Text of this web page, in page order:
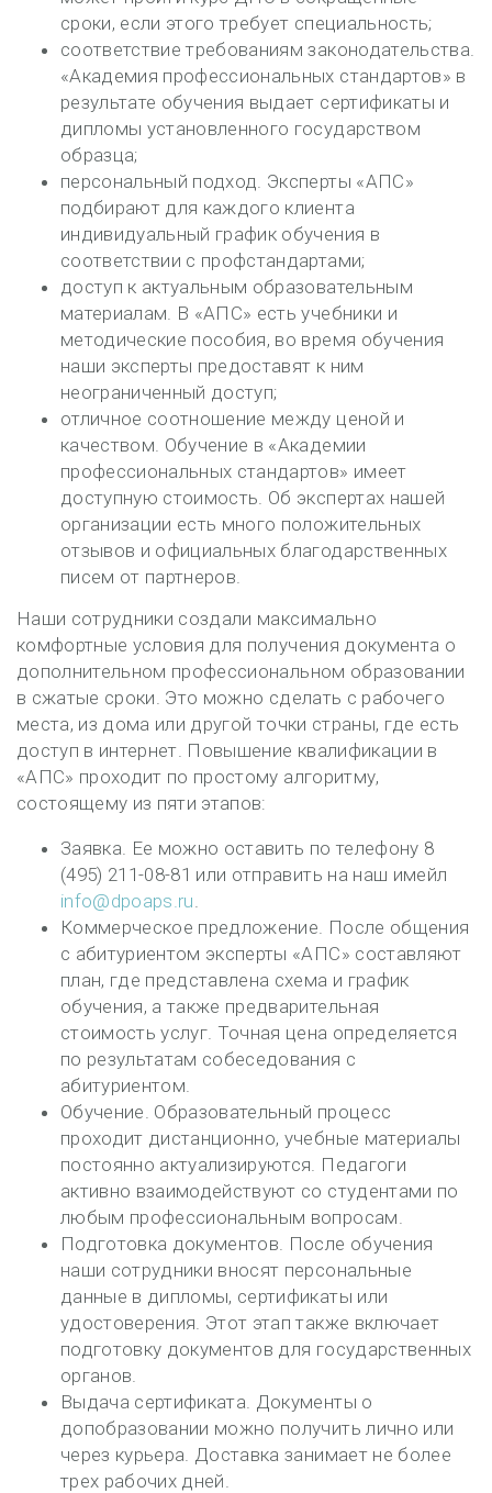
сроки, если этого требует специальность;
соответствие требованиям законодательства.
«Академия профессиональных стандартов» в
результате обучения выдает сертификаты и
дипломы установленного государством
образца;
персональный подход. Эксперты «АПС»
подбирают для каждого клиента
индивидуальный график обучения в
соответствии с профстандартами;
доступ к актуальным образовательным
материалам. В «АПС» есть учебники и
методические пособия, во время обучения
наши эксперты предоставят к ним
неограниченный доступ;
отличное соотношение между ценой и
качеством. Обучение в «Академии
профессиональных стандартов» имеет
доступную стоимость. Об экспертах нашей
организации есть много положительных
отзывов и официальных благодарственных
писем от партнеров.
Наши сотрудники создали максимально
комфортные условия для получения документа о
дополнительном профессиональном образовании
в сжатые сроки. Это можно сделать с рабочего
места, из дома или другой точки страны, где есть
доступ в интернет. Повышение квалификации в
«АПС» проходит по простому алгоритму,
состоящему из пяти этапов:
Заявка. Ее можно оставить по телефону 8
(495) 211-08-81 или отправить на наш имейл
info@dpoaps.ru.
Коммерческое предложение. После общения
с абитуриентом эксперты «АПС» составляют
план, где представлена схема и график
обучения, а также предварительная
стоимость услуг. Точная цена определяется
по результатам собеседования с
абитуриентом.
Обучение. Образовательный процесс
проходит дистанционно, учебные материалы
постоянно актуализируются. Педагоги
активно взаимодействуют со студентами по
любым профессиональным вопросам.
Подготовка документов. После обучения
наши сотрудники вносят персональные
данные в дипломы, сертификаты или
удостоверения. Этот этап также включает
подготовку документов для государственных
органов.
Выдача сертификата. Документы о
допобразовании можно получить лично или
через курьера. Доставка занимает не более
трех рабочих дней.